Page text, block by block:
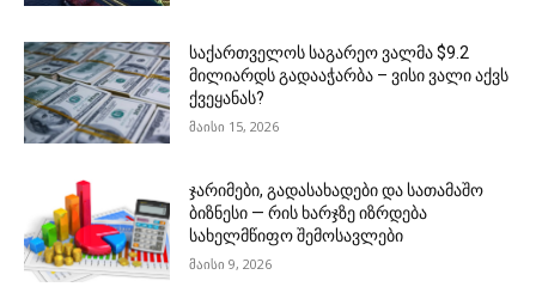
საქართველოს საგარეო ვალმა $9.2
მილიარდს გადააჭარბა – ვისი ვალი აქვს
ქვეყანას?
მაისი 15, 2026
ჯარიმები, გადასახადები და სათამაშო
ბიზნესი — რის ხარჯზე იზრდება
სახელმწიფო შემოსავლები
მაისი 9, 2026